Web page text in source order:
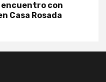
con
Casa Rosada